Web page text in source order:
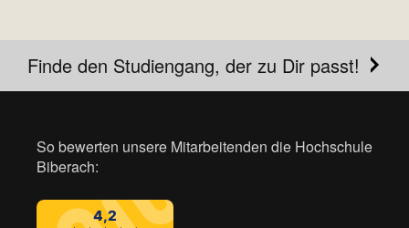
Finde den Studiengang, der zu Dir passt!
So bewerten unsere Mitarbeitenden die Hochschule
Biberach: